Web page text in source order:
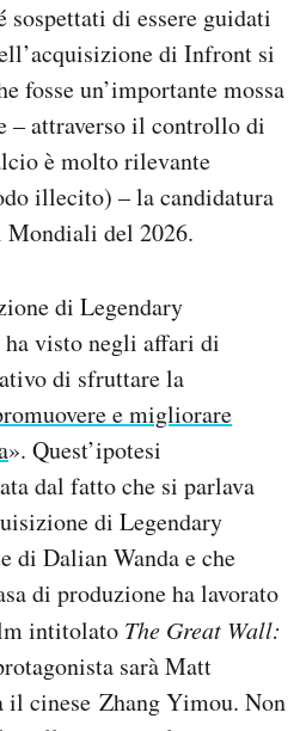
sospettati di essere guidati
di Infront si
fosse un’importante mossa
– attraverso il controllo di
è molto rilevante
illecito) – la candidatura
Mondiali del 2026.
di Legendary
visto negli affari di
di sfruttare la
e migliorare
». Quest’ipotesi
dal fatto che si parlava
di Legendary
di Dalian Wanda e che
di produzione ha lavorato
intitolato The Great Wall:
sarà Matt
il cinese Zhang Yimou. Non